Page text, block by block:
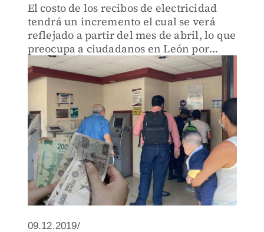
El costo de los recibos de electricidad
tendrá un incremento el cual se verá
reflejado a partir del mes de abril, lo que
preocupa a ciudadanos en León por
golpe a la economía.
09.12.2019/